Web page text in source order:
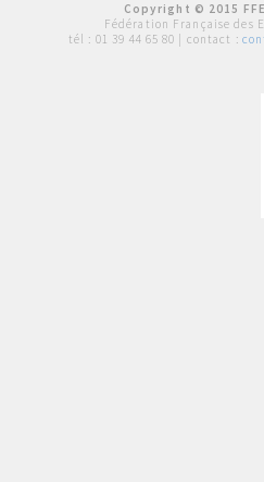
Copyright © 2015
Fédération Française des
tél : 01 39 44 65 80 | contact :